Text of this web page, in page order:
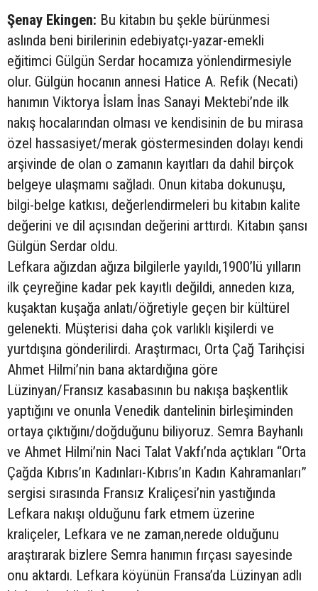
Şenay Ekingen: Bu kitabın bu şekle bürünmesi
aslında beni birilerinin edebiyatçı-yazar-emekli
eğitimci Gülgün Serdar hocamıza yönlendirmesiyle
olur. Gülgün hocanın annesi Hatice A. Refik (Necati)
hanımın Viktorya İslam İnas Sanayi Mektebi’nde ilk
nakış hocalarından olması ve kendisinin de bu mirasa
özel hassasiyet/merak göstermesinden dolayı kendi
arşivinde de olan o zamanın kayıtları da dahil birçok
belgeye ulaşmamı sağladı. Onun kitaba dokunuşu,
bilgi-belge katkısı, değerlendirmeleri bu kitabın kalite
değerini ve dil açısından değerini arttırdı. Kitabın şansı
Gülgün Serdar oldu.
Lefkara ağızdan ağıza bilgilerle yayıldı,1900’lü yılların
ilk çeyreğine kadar pek kayıtlı değildi, anneden kıza,
kuşaktan kuşağa anlatı/öğretiyle geçen bir kültürel
gelenekti. Müşterisi daha çok varlıklı kişilerdi ve
yurtdışına gönderilirdi. Araştırmacı, Orta Çağ Tarihçisi
Ahmet Hilmi’nin bana aktardığına göre
Lüzinyan/Fransız kasabasının bu nakışa başkentlik
yaptığını ve onunla Venedik dantelinin birleşiminden
ortaya çıktığını/doğduğunu biliyoruz. Semra Bayhanlı
ve Ahmet Hilmi’nin Naci Talat Vakfı’nda açtıkları “Orta
Çağda Kıbrıs’ın Kadınları-Kıbrıs’ın Kadın Kahramanları”
sergisi sırasında Fransız Kraliçesi’nin yastığında
Lefkara nakışı olduğunu fark etmem üzerine
kraliçeler, Lefkara ve ne zaman,nerede olduğunu
araştırarak bizlere Semra hanımın fırçası sayesinde
onu aktardı. Lefkara köyünün Fransa’da Lüzinyan adlı